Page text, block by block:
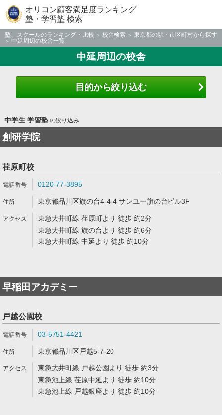
オリコン顧客満足度ランキング
塾・学習塾 検索
塾、スクールのランキング・比較 校舎検索
東京都の駅・市区町村から探す
中延周辺の校舎一覧
中延周辺の校舎
目的から絞り込む
中学生 学習塾の絞り込み
創研学院
荏原町校
0120-77-3895
東京都品川区旗の台4-4-4 サンユー旗の台ビル3F
東急大井町線 荏原町より 徒歩 約2分
東急大井町線 旗の台より 徒歩 約6分
東急大井町線 中延より 徒歩 約10分
早稲田アカデミー
戸越公園校
03-5751-4421
東京都品川区戸越5-7-20
東急大井町線 戸越公園より 徒歩 約3分
東急池上線 荏原中延より 徒歩 約10分
東急池上線 戸越銀座より 徒歩 約10分